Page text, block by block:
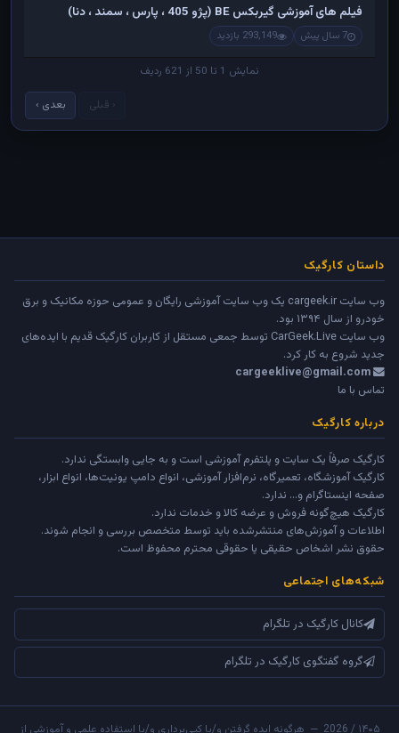
فیلم های آموزشی گیربکس BE (پژو 405 ، پارس ، سمند ، دنا)
7 سال پیش 293,149 بازدید
نمایش 1 تا 50 از 621 ردیف
‹ قبلی بعدی ›
داستان کارگیک
وب سایت cargeek.ir یک وب سایت آموزشی رایگان و عمومی حوزه مکانیک و برق
خودرو از سال ۱۳۹۴ بود.
وب سایت CarGeek.Live توسط جمعی مستقل از کاربران کارگیک قدیم با ایده‌های
جدید شروع به کار کرد.
cargeeklive@gmail.com
تماس با ما
درباره کارگیک
کارگیک صرفاً یک سایت و پلتفرم آموزشی است و به جایی وابستگی ندارد.
کارگیک آموزشگاه، تعمیرگاه، نرم‌افزار آموزشی، انواع دامپ یونیت‌ها، انواع ابزار،
صفحه اینستاگرام و... ندارد.
کارگیک هیچ‌گونه فروش و عرضه کالا و خدمات ندارد.
اطلاعات و آموزش‌های منتشرشده باید توسط متخصص بررسی و انجام شوند.
حقوق نشر اشخاص حقیقی یا حقوقی محترم محفوظ است.
شبکه‌های اجتماعی
کانال کارگیک در تلگرام
گروه گفتگوی کارگیک در تلگرام
۱۴۰۵ / 2026 — هرگونه ایده گرفتن و/یا کپی‌برداری و/یا استفاده علمی و آموزشی از